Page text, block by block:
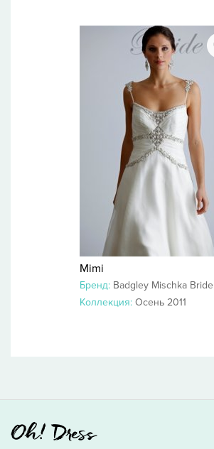
Mimi
Бренд: Badgley Mischka Bride
Коллекция: Осень 2011